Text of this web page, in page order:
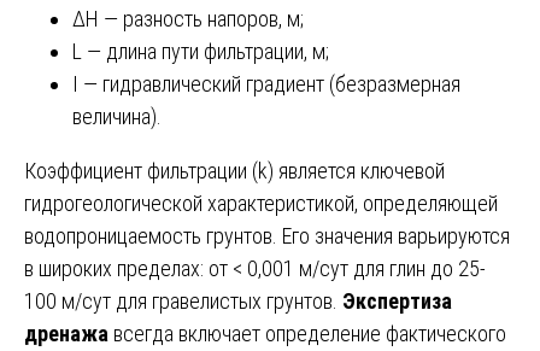
ΔH — разность напоров, м;
L — длина пути фильтрации, м;
I — гидравлический градиент (безразмерная
величина).
Коэффициент фильтрации (k) является ключевой
гидрогеологической характеристикой, определяющей
водопроницаемость грунтов. Его значения варьируются
в широких пределах: от < 0,001 м/сут для глин до 25-
100 м/сут для гравелистых грунтов. Экспертиза
дренажа всегда включает определение фактического